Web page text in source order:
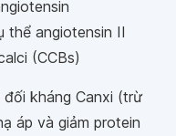
thể angiotensin II
(CCBs)
kháng Canxi (trừ
áp và giảm protein